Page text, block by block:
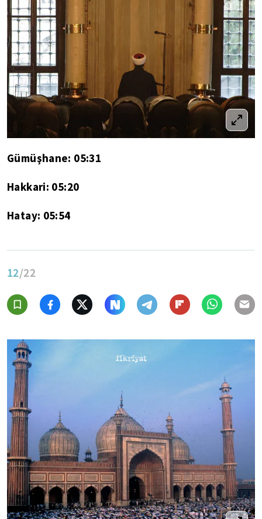
Gümüşhane: 05:31
Hakkari: 05:20
Hatay: 05:54
12/22